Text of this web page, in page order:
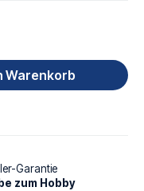
Wert
Warenkorb
Garantie
zum Hobby